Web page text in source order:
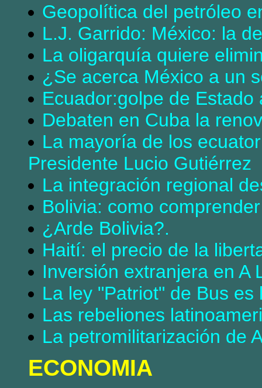
Geopolítica del petróleo
L.J. Garrido: México: la
La oligarquía quiere
¿Se acerca México a un
Ecuador:golpe de Estado
Debaten en Cuba la
La mayoría de los
Presidente Lucio Gutiérrez
La integración regional
Bolivia: como
¿Arde Bolivia?.
Haití: el precio de la
Inversión extranjera en A
La ley "Patriot" de Bus es
Las rebeliones
La petromilitarización de
ECONOMIA